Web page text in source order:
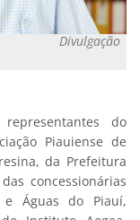
Divulgação
do
Piauiense de
da Prefeitura
concessionárias
Águas do Piauí,